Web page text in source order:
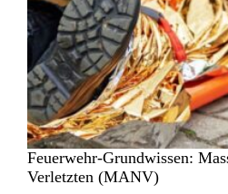
Feuerwehr-Grundwissen:
Verletzten (MANV)